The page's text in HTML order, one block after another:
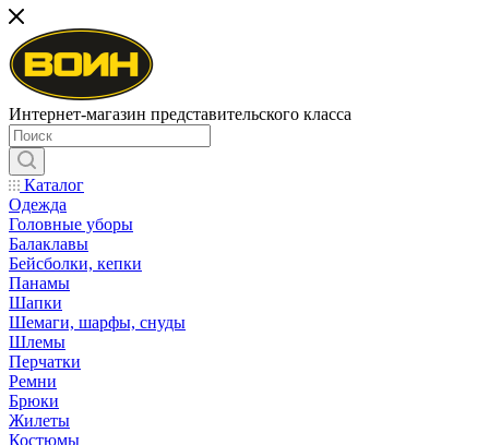
Интернет-магазин представительского класса
Каталог
Одежда
Головные уборы
Балаклавы
Бейсболки, кепки
Панамы
Шапки
Шемаги, шарфы, снуды
Шлемы
Перчатки
Ремни
Брюки
Жилеты
Костюмы